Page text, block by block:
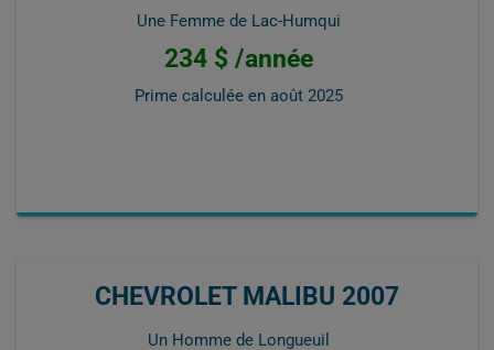
Une Femme de Lac-Humqui
234 $ /année
Prime calculée en août 2025
CHEVROLET MALIBU 2007
Un Homme de Longueuil